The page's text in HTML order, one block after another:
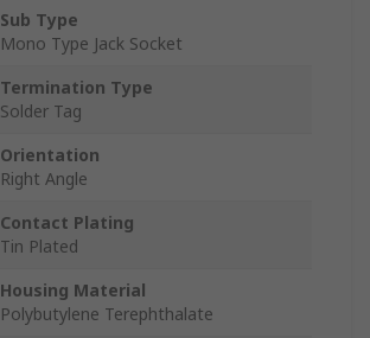
Sub Type
Mono Type Jack Socket
Termination Type
Solder Tag
Orientation
Right Angle
Contact Plating
Tin Plated
Housing Material
Polybutylene Terephthalate